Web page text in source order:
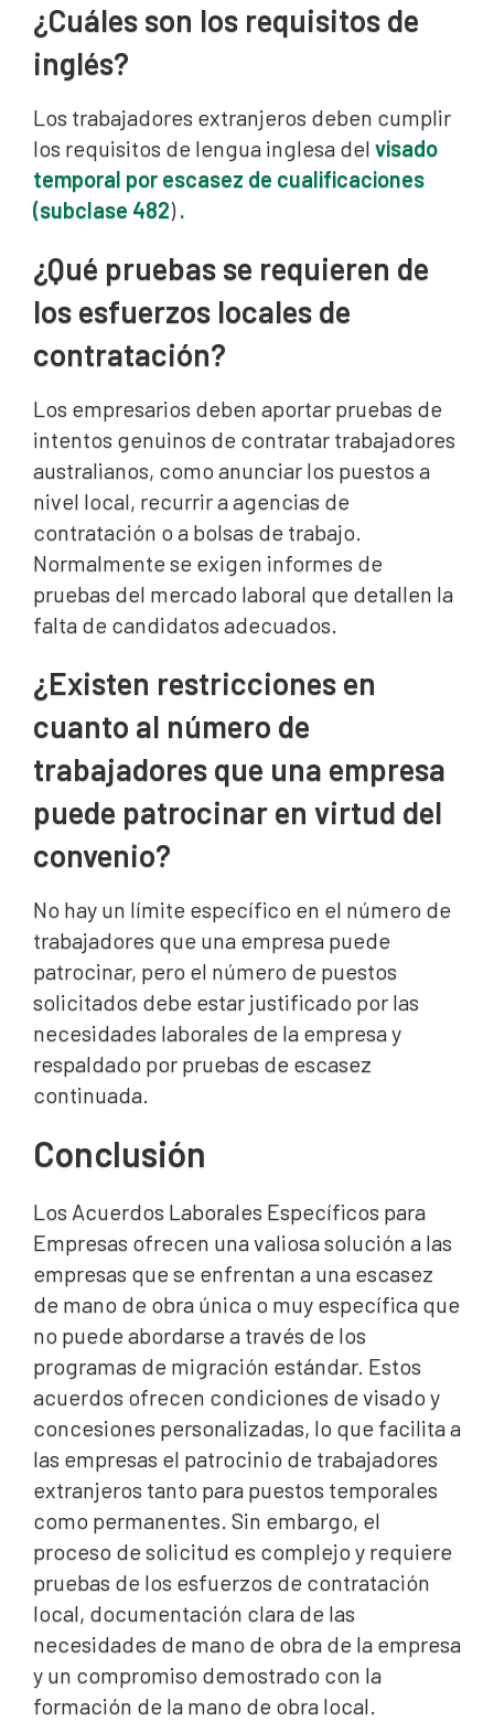
¿Cuáles son los requisitos de
inglés?
Los trabajadores extranjeros deben cumplir
los requisitos de lengua inglesa del visado
temporal por escasez de cualificaciones
(subclase 482).
¿Qué pruebas se requieren de
los esfuerzos locales de
contratación?
Los empresarios deben aportar pruebas de
intentos genuinos de contratar trabajadores
australianos, como anunciar los puestos a
nivel local, recurrir a agencias de
contratación o a bolsas de trabajo.
Normalmente se exigen informes de
pruebas del mercado laboral que detallen la
falta de candidatos adecuados.
¿Existen restricciones en
cuanto al número de
trabajadores que una empresa
puede patrocinar en virtud del
convenio?
No hay un límite específico en el número de
trabajadores que una empresa puede
patrocinar, pero el número de puestos
solicitados debe estar justificado por las
necesidades laborales de la empresa y
respaldado por pruebas de escasez
continuada.
Conclusión
Los Acuerdos Laborales Específicos para
Empresas ofrecen una valiosa solución a las
empresas que se enfrentan a una escasez
de mano de obra única o muy específica que
no puede abordarse a través de los
programas de migración estándar. Estos
acuerdos ofrecen condiciones de visado y
concesiones personalizadas, lo que facilita a
las empresas el patrocinio de trabajadores
extranjeros tanto para puestos temporales
como permanentes. Sin embargo, el
proceso de solicitud es complejo y requiere
pruebas de los esfuerzos de contratación
local, documentación clara de las
necesidades de mano de obra de la empresa
y un compromiso demostrado con la
formación de la mano de obra local.